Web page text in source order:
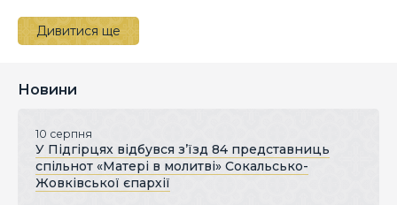
Дивитися ще
Новини
10 серпня
У Підгірцях відбувся з’їзд 84 представниць
спільнот «Матері в молитві» Сокальсько-
Жовківської єпархії